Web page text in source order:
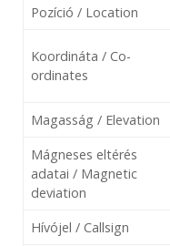
Pozíció / Location
Koordináta / Co-
ordinates
Magasság / Elevation
Mágneses eltérés
adatai / Magnetic
deviation
Hívójel / Callsign